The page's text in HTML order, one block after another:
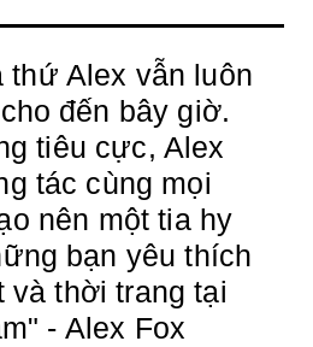
thứ Alex vẫn luôn
đến bây giờ.
tiêu cực, Alex
tác cùng mọi
nên một tia hy
bạn yêu thích
và thời trang tại
- Alex Fox